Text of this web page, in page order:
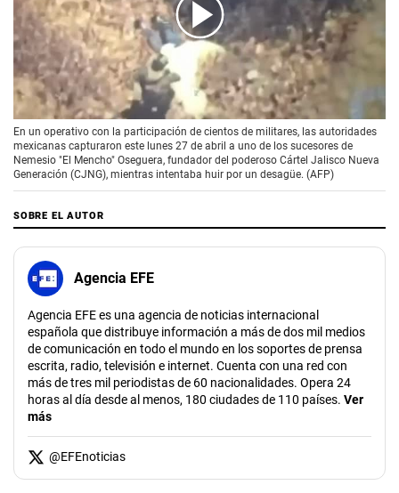
00:00/01:26
En un operativo con la participación de cientos de militares, las autoridades
mexicanas capturaron este lunes 27 de abril a uno de los sucesores de
Nemesio "El Mencho" Oseguera, fundador del poderoso Cártel Jalisco Nueva
Generación (CJNG), mientras intentaba huir por un desagüe. (AFP)
SOBRE EL AUTOR
Agencia EFE
Agencia EFE es una agencia de noticias internacional
española que distribuye información a más de dos mil medios
de comunicación en todo el mundo en los soportes de prensa
escrita, radio, televisión e internet. Cuenta con una red con
más de tres mil periodistas de 60 nacionalidades. Opera 24
horas al día desde al menos, 180 ciudades de 110 países. Ver
más
@EFEnoticias